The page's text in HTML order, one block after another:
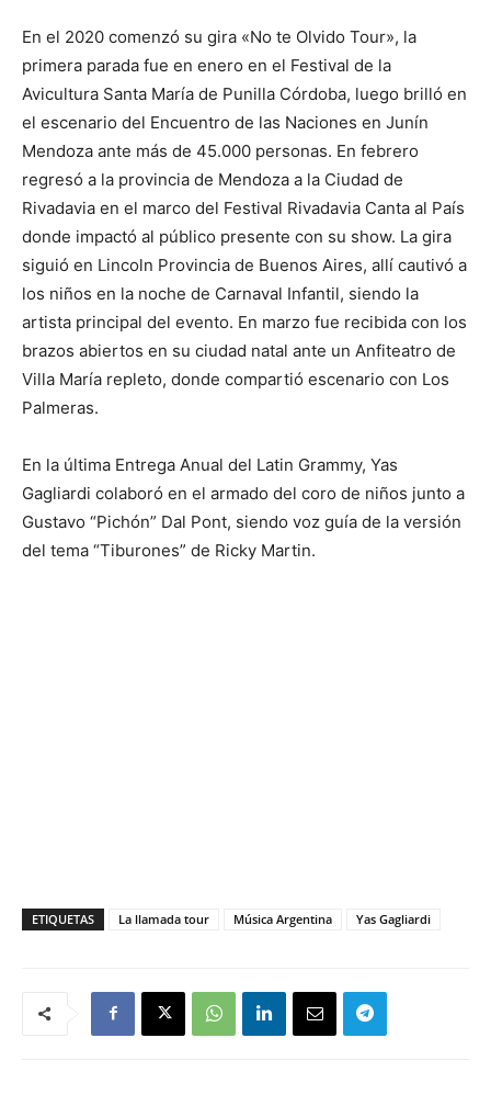
En el 2020 comenzó su gira «No te Olvido Tour», la
primera parada fue en enero en el Festival de la
Avicultura Santa María de Punilla Córdoba, luego brilló en
el escenario del Encuentro de las Naciones en Junín
Mendoza ante más de 45.000 personas. En febrero
regresó a la provincia de Mendoza a la Ciudad de
Rivadavia en el marco del Festival Rivadavia Canta al País
donde impactó al público presente con su show. La gira
siguió en Lincoln Provincia de Buenos Aires, allí cautivó a
los niños en la noche de Carnaval Infantil, siendo la
artista principal del evento. En marzo fue recibida con los
brazos abiertos en su ciudad natal ante un Anfiteatro de
Villa María repleto, donde compartió escenario con Los
Palmeras.
En la última Entrega Anual del Latin Grammy, Yas
Gagliardi colaboró en el armado del coro de niños junto a
Gustavo “Pichón” Dal Pont, siendo voz guía de la versión
del tema “Tiburones” de Ricky Martin.
ETIQUETAS La llamada tour Música Argentina Yas Gagliardi